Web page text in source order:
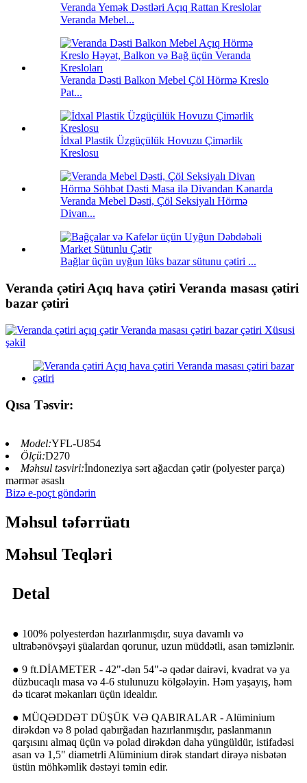
Veranda Yemək Dəstləri Açıq Rattan Kreslolar
Veranda Mebel...
Veranda Dəsti Balkon Mebel Çöl Hörmə Kreslo
Pat...
İdxal Plastik Üzgüçülük Hovuzu Çimərlik
Kreslosu
Veranda Mebel Dəsti, Çöl Seksiyalı Hörmə
Divan...
Bağlar üçün uyğun lüks bazar sütunu çətiri ...
Veranda çətiri Açıq hava çətiri Veranda masası çətiri
bazar çətiri
Qısa Təsvir:
Model:YFL-U854
Ölçü:D270
Məhsul təsviri:İndoneziya sərt ağacdan çətir (polyester parça)
mərmər əsaslı
Bizə e-poçt göndərin
Məhsul təfərrüatı
Məhsul Teqləri
Detal
● 100% polyesterdən hazırlanmışdır, suya davamlı və
ultrabənövşəyi şüalardan qorunur, uzun müddətli, asan təmizlənir.
● 9 ft.DİAMETER - 42"-dən 54"-ə qədər dairəvi, kvadrat və ya
düzbucaqlı masa və 4-6 stulunuzu kölgələyin. Həm yaşayış, həm
də ticarət məkanları üçün idealdır.
● MÜQƏDDƏT DÜŞÜK VƏ QABIRALAR - Alüminium
dirəkdən və 8 polad qabırğadan hazırlanmışdır, paslanmanın
qarşısını almaq üçün və polad dirəkdən daha yüngüldür, istifadəsi
asan və 1,5" diametrli Alüminium dirək standart dirəyə nisbətən
üstün möhkəmlik dəstəyi təmin edir.